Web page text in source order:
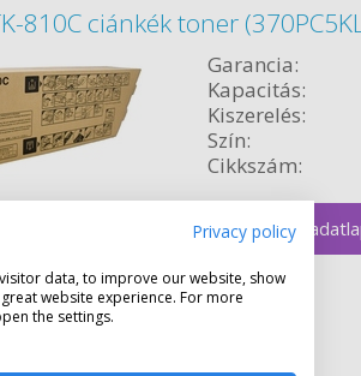
810C ciánkék toner
Garancia:
Kapacitás:
Kiszerelés:
Szín:
Cikkszám:
Részletes
Privacy policy
data, to improve our website, show
website experience. For more
the settings.